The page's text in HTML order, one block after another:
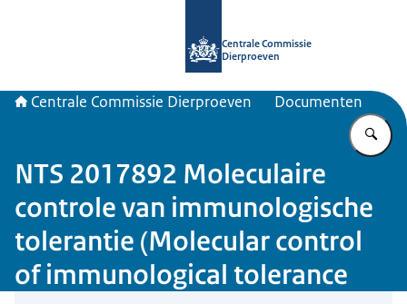
Centrale Commissie
Dierproeven
Centrale Commissie Dierproeven Documenten
NTS 2017892 Moleculaire
controle van immunologische
tolerantie (Molecular control
of immunological tolerance